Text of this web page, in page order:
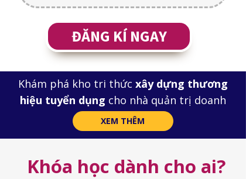
ĐĂNG KÍ NGAY
Khám phá kho tri thức xây dựng thương
hiệu tuyển dụng cho nhà quản trị doanh
nghiệp
XEM THÊM
Khóa học dành cho ai?